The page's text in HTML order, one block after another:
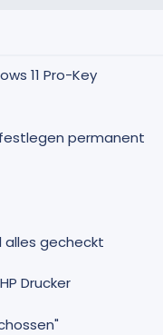
11 Pro-Key
permanent
alles gecheckt
Drucker